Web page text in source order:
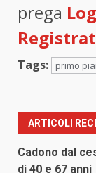
prega
Tags: primo
ARTICOLI
Cadono dal
di 40 e 67 anni